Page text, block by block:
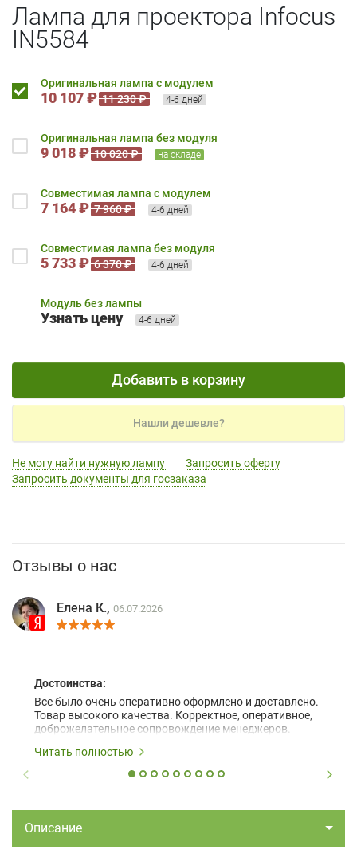
Лампа для проектора Infocus
IN5584
Оригинальная лампа с модулем
10 107 ₽ 11 230 ₽ 4-6 дней
Оригинальная лампа без модуля
9 018 ₽ 10 020 ₽ на складе
Совместимая лампа с модулем
7 164 ₽ 7 960 ₽ 4-6 дней
Совместимая лампа без модуля
5 733 ₽ 6 370 ₽ 4-6 дней
Модуль без лампы
Узнать цену 4-6 дней
Добавить в корзину
Нашли дешевле?
Не могу найти нужную лампу
Запросить оферту
Запросить документы для госзаказа
Отзывы о нас
Елена К., 06.07.2026
Достоинства:
Все было очень оперативно оформлено и доставлено.
Товар высокого качества. Корректное, оперативное,
доброжелательное сопровождение менеджеров.
Читать полностью
Описание